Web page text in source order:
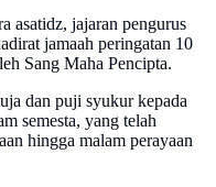
asatidz, jajaran pengurus
jamaah peringatan 10
Sang Maha Pencipta.
dan puji syukur kepada
semesta, yang telah
hingga malam perayaan